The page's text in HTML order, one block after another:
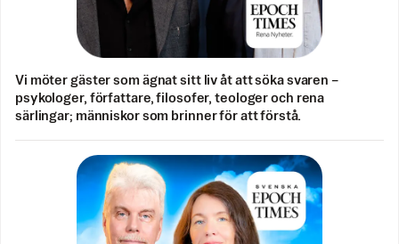
Vi möter gäster som ägnat sitt liv åt att söka svaren –
psykologer, författare, filosofer, teologer och rena
särlingar; människor som brinner för att förstå.